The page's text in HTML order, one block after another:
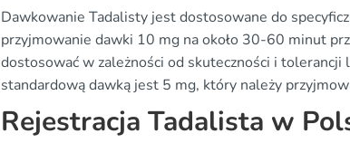
Dawkowanie Tadalisty jest dostosowane do
przyjmowanie dawki 10 mg na około 30-60 minut
dostosować w zależności od skuteczności i
standardową dawką jest 5 mg, który należy
Rejestracja Tadalista w